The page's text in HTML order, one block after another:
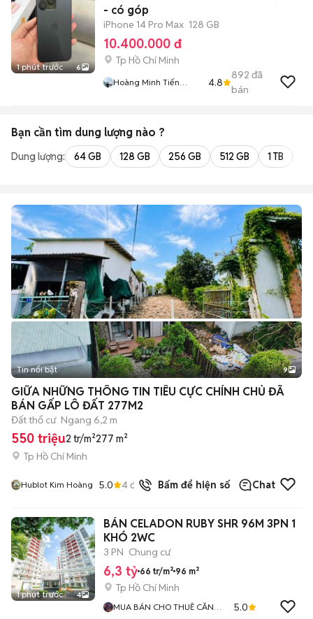
1 phút trước 6
- có góp
iPhone 14 Pro Max 128 GB
10.400.000 đ
Tp Hồ Chí Minh
Hoàng Minh Tiến
4.8
892 đã
bán
Bạn cần tìm dung lượng nào ?
Dung lượng: 64 GB 128 GB 256 GB 512 GB 1 TB
+2
Tin nổi bật 9
GIỮA NHỮNG THÔNG TIN TIÊU CỰC CHÍNH CHỦ ĐÃ
BÁN GẤP LÔ ĐẤT 277M2
Đất thổ cư Ngang 6,2 m
550 triệu2 tr/m²277 m²
Tp Hồ Chí Minh
Hublot Kim Hoàng 5.0 4đã bánBấm để hiện số Chat
1 phút trước 4
BÁN CELADON RUBY SHR 96M 3PN 1
KHÓ 2WC
3 PN Chung cư
6,3 tỷ 66 tr/m² 96 m²
Tp Hồ Chí Minh
MUA BÁN CHO THUÊ CĂN
5.0